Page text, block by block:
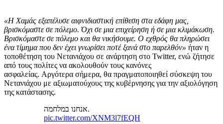
«Η Χαμάς εξαπέλυσε αιφνιδιαστική επίθεση στα εδάφη μας,
βρισκόμαστε σε πόλεμο. Όχι σε μια επιχείρηση ή σε μια κλιμάκωση.
Βρισκόμαστε σε πόλεμο και θα νικήσουμε. Ο εχθρός θα πληρώσει
ένα τίμημα που δεν έχει γνωρίσει ποτέ ξανά στο παρελθόν» ήταν η
τοποθέτηση του Νετανιάχου σε ανάρτηση στο Twitter, ενώ ζήτησε
από τους πολίτες να ακολουθούν τους κανόνες
ασφαλείας. Αργότερα σήμερα, θα πραγματοποιηθεί σύσκεψη του
Νετανιάχου με αξιωματούχους της κυβέρνησης για την αξιολόγηση
της κατάστασης.
אנחנו במלחמה.
pic.twitter.com/XNM3l7fEQH